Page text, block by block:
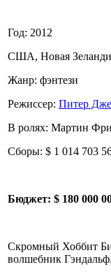
Год: 2012
США, Новая
Жанр: фэнтези
Режиссер: Питер
В ролях: Мартин
Сборы: $ 1 014 703
Бюджет: $ 180 000
Скромный Хоббит
волшебник